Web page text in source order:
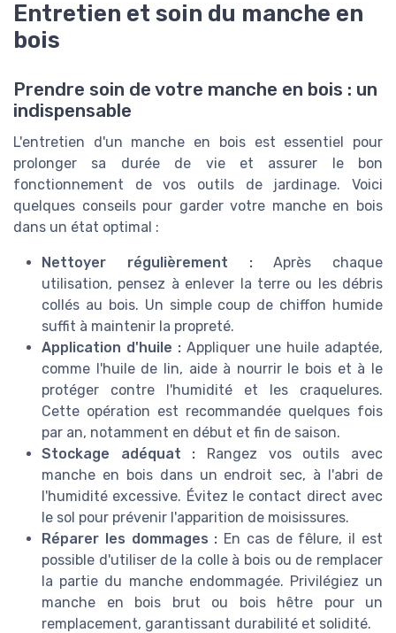
Entretien et soin du manche en
bois
Prendre soin de votre manche en bois : un
indispensable
L'entretien d'un manche en bois est essentiel pour
prolonger sa durée de vie et assurer le bon
fonctionnement de vos outils de jardinage. Voici
quelques conseils pour garder votre manche en bois
dans un état optimal :
Nettoyer régulièrement :Après chaque
utilisation, pensez à enlever la terre ou les débris
collés au bois. Un simple coup de chiffon humide
suffit à maintenir la propreté.
Application d'huile : Appliquer une huile adaptée,
comme l'huile de lin, aide à nourrir le bois et à le
protéger contre l'humidité et les craquelures.
Cette opération est recommandée quelques fois
par an, notamment en début et fin de saison.
Stockage adéquat : Rangez vos outils avec
manche en bois dans un endroit sec, à l'abri de
l'humidité excessive. Évitez le contact direct avec
le sol pour prévenir l'apparition de moisissures.
Réparer les dommages : En cas de fêlure, il est
possible d'utiliser de la colle à bois ou de remplacer
la partie du manche endommagée. Privilégiez un
manche en bois brut ou bois hêtre pour un
remplacement, garantissant durabilité et solidité.